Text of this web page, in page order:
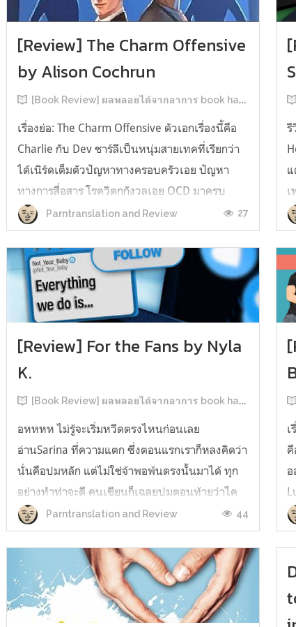
[Review] The Charm Offensive
by Alison Cochrun
[Book Review] ผลพลอยได้จากอาการ book hangover หลังอ่านสารพัน MM Romance
เรื่องย่อ: The Charm Offensive ตัวเอกเรื่องนี้คือ
Charlie กับ Dev ชาร์ลีเป็นหนุ่มสายเทคที่เรียกว่า
ได้เนิร์ดเต็มตัวปัญหาทางครอบครัวเอย ปัญหา
ทางการสื่อสาร โรควิตกกังวลเอย OCD มาครบ
เรียกได้ว่าครบองค์ประกอบความโอตะ เขาทั้งไม่
เชื่อในรักแท้ ไม่เคยมีความสัมพันธ์ในเชิงโรแมนติก
กับใคร หรืออาจเรียกว่าไม่เคยรู...
Parntranslation and Review 27
รี
เ
ม
นั
ท
[Review] For the Fans by Nyla
K.
[Book Review] ผลพลอยได้จากอาการ book hangover หลังอ่านสารพัน MM Romance
อหหหห ไม่รู้จะเริ่มหวีดตรงไหนก่อนเลย
อ่านSarina ที่ความแตก ซึ่งตอนแรกเราก็หลงคิดว่า
นั่นคือปมหลัก แต่ไม่ใช่จ้าพอพ้นตรงนั้นมาได้ ทุก
อย่างทำท่าจะดี คนเขียนก็เฉลยปมตอนท้ายว่าไค
รันเคยเจออะไรมาในอดีตเท่านั้นแหละ คดีพลิกใน
ทันใด!!! ตรงนี้เป็นNarrative Escalation ที่ชอบ
มาก ทำให้รู้สึกเหมือนคนเขียนวางแผนไว้ตั...
Parntranslation and Review 44
เ
ต